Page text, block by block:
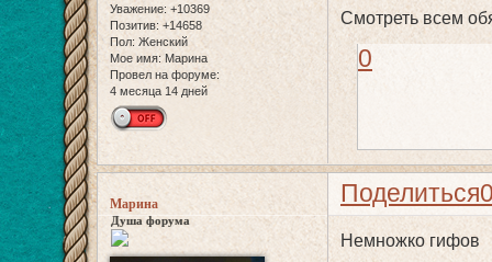
Уважение: +10369
Позитив: +14658
Пол: Женский
Мое имя: Марина
Провел на форуме:
4 месяца 14 дней
Смотреть всем
0
Поделиться
Марина
Душа форума
Немножко гифов